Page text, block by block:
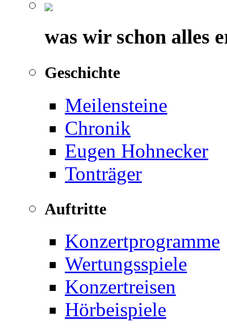
was wir schon alles
Geschichte
Meilensteine
Chronik
Eugen Hohnecker
Tonträger
Auftritte
Konzertprogramme
Wertungsspiele
Konzertreisen
Hörbeispiele